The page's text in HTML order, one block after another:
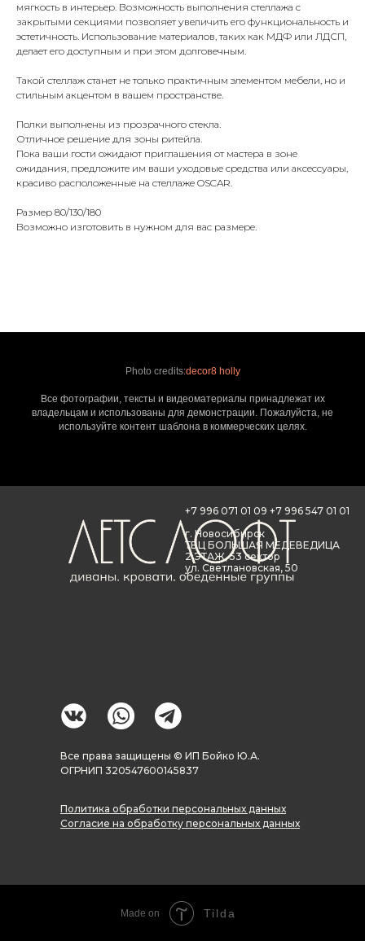
мягкость в интерьер. Возможность выполнения стеллажа с
закрытыми секциями позволяет увеличить его функциональность и
эстетичность. Использование материалов, таких как МДФ или ЛДСП,
делает его доступным и при этом долговечным.
Такой стеллаж станет не только практичным элементом мебели, но и
стильным акцентом в вашем пространстве.
Полки выполнены из прозрачного стекла.
Отличное решение для зоны ритейла.
Пока ваши гости ожидают приглашения от мастера в зоне
ожидания, предложите им ваши уходовые средства или аксессуары,
красиво расположенные на стеллаже OSCAR.
Размер 80/130/180
Возможно изготовить в нужном для вас размере.
Photo credits:decor8 holly
Все фотографии, тексты и видеоматериалы принадлежат их
владельцам и использованы для демонстрации. Пожалуйста, не
используйте контент шаблона в коммерческих целях.
+7 996 071 01 09 +7 996 547 01 01
г. Новосибирск
ТВЦ БОЛЬШАЯ МЕДЕВЕДИЦА
2 ЭТАЖ, 53 сектор
ул. Светлановская, 50
Все права защищены © ИП Бойко Ю.А.
ОГРНИП 320547600145837
Политика обработки персональных данных
Согласие на обработку персональных данных
Made on Tilda